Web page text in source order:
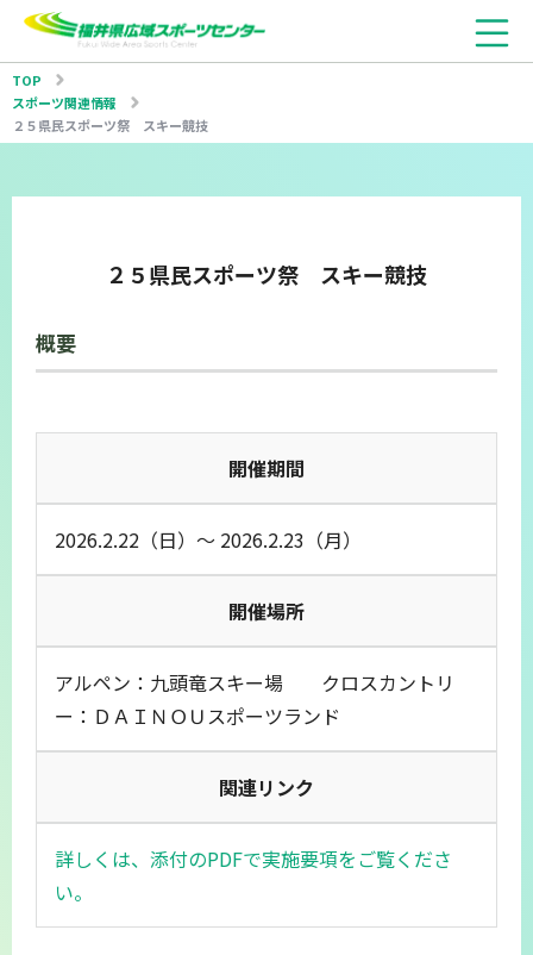
TOP
スポーツ関連情報
２５県民スポーツ祭 スキー競技
２５県民スポーツ祭 スキー競技
概要
開催期間
2026.2.22（日）～ 2026.2.23（月）
開催場所
アルペン：九頭竜スキー場 クロスカントリ
ー：ＤＡＩＮＯＵスポーツランド
関連リンク
詳しくは、添付のPDFで実施要項をご覧くださ
い。